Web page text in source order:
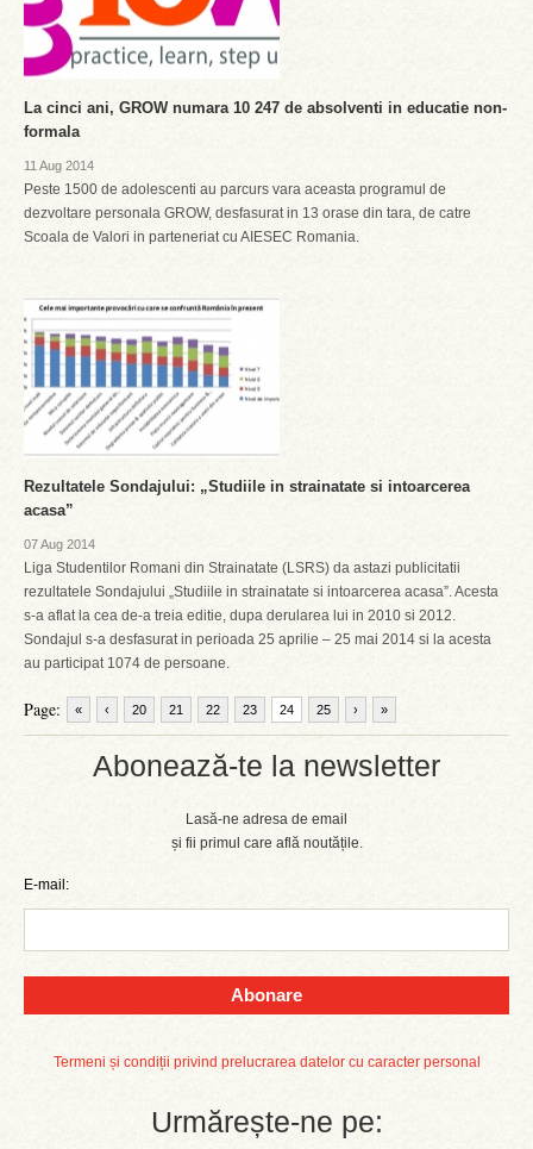
Abonează-te la newsletter
Lasă-ne adresa de email
și fii primul care află noutățile.
E-mail:
Abonare
Termeni și condiții privind prelucrarea datelor cu caracter personal
Urmărește-ne pe:
La cinci ani, GROW numara 10 247 de absolventi in educatie non-
formala
11 Aug 2014
Peste 1500 de adolescenti au parcurs vara aceasta programul de
dezvoltare personala GROW, desfasurat in 13 orase din tara, de catre
Scoala de Valori in parteneriat cu AIESEC Romania.
Rezultatele Sondajului: „Studiile in strainatate si intoarcerea
acasa”
07 Aug 2014
Liga Studentilor Romani din Strainatate (LSRS) da astazi publicitatii
rezultatele Sondajului „Studiile in strainatate si intoarcerea acasa”. Acesta
s-a aflat la cea de-a treia editie, dupa derularea lui in 2010 si 2012.
Sondajul s-a desfasurat in perioada 25 aprilie – 25 mai 2014 si la acesta
au participat 1074 de persoane.
Page: « ‹ 20 21 22 23 24 25 › »